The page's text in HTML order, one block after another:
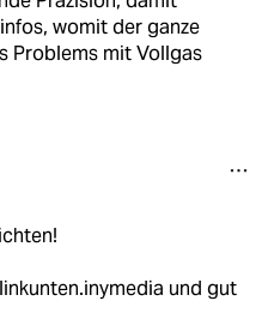
womit der ganze
Problems mit Vollgas
und gut